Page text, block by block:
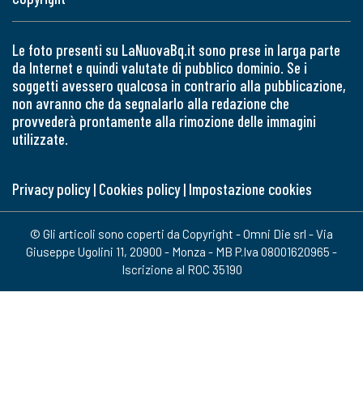
Le foto presenti su LaNuovaBq.it sono prese in larga parte
da Internet e quindi valutate di pubblico dominio. Se i
soggetti avessero qualcosa in contrario alla pubblicazione,
non avranno che da segnalarlo alla redazione che
provvederà prontamente alla rimozione delle immagini
utilizzate.
Privacy policy| Cookies policy| Impostazione cookies
© Gli articoli sono coperti da Copyright - Omni Die srl - Via
Giuseppe Ugolini 11, 20900 - Monza - MB P.Iva 08001620965 -
Iscrizione al ROC 35190